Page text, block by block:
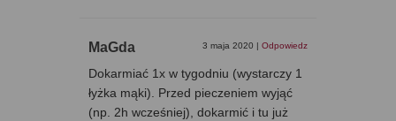
MaGda 3 maja 2020 | Odpowiedz
Dokarmiać 1x w tygodniu (wystarczy 1
łyżka mąki). Przed pieczeniem wyjąć
(np. 2h wcześniej), dokarmić i tu już